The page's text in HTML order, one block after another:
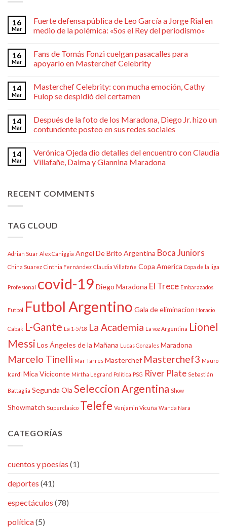
16
Mar
Fuerte defensa pública de Leo García a Jorge Rial en
medio de la polémica: «Sos el Rey del periodismo»
16
Mar
Fans de Tomás Fonzi cuelgan pasacalles para
apoyarlo en Masterchef Celebrity
14
Mar
Masterchef Celebrity: con mucha emoción, Cathy
Fulop se despidió del certamen
14
Mar
Después de la foto de los Maradona, Diego Jr. hizo un
contundente posteo en sus redes sociales
14
Mar
Verónica Ojeda dio detalles del encuentro con Claudia
Villafañe, Dalma y Giannina Maradona
RECENT COMMENTS
TAG CLOUD
Adrian Suar Alex Caniggia Angel De Brito Argentina Boca Juniors
China Suarez Cinthia Fernández Claudia Villafañe Copa America Copa de la liga
Profesional covid-19 Diego Maradona El Trece Embarazados
Futbol Futbol Argentino Gala de eliminacion Horacio
Cabak L-Gante La 1-5/18 La Academia La voz Argentina Lionel
Messi Los Ángeles de la Mañana Lucas Gonzales Maradona
Marcelo Tinelli Mar Tarres Masterchef Masterchef3 Mauro
Icardi Mica Viciconte Mirtha Legrand Politica PSG River Plate Sebastián
Battaglia Segunda Ola Seleccion Argentina Show
Showmatch Superclasico Telefe Venjamin Vicuña Wanda Nara
CATEGORÍAS
cuentos y poesías (1)
deportes (41)
espectáculos (78)
política(5)